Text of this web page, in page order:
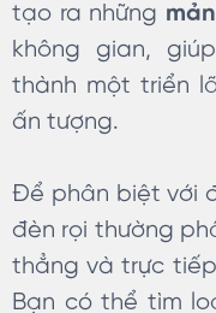
tạo ra những
không gian,
thành một triển
ấn tượng.
Để phân biệt với
đèn rọi thường
thẳng và trực
Bạn có thể tìm